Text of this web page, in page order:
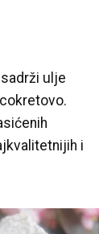
ulje
i